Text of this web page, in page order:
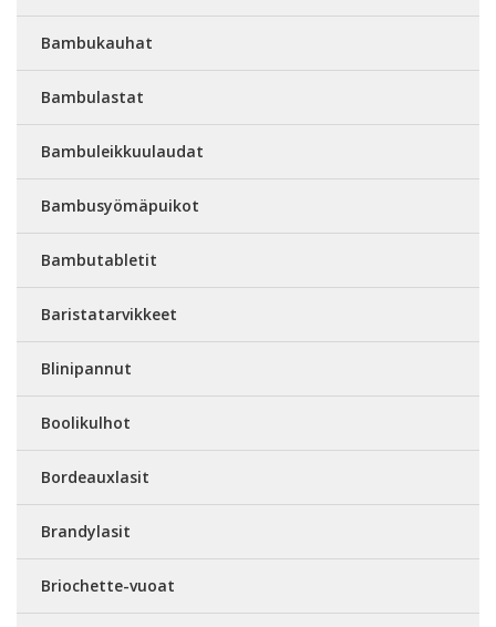
Bambukauhat
Bambulastat
Bambuleikkuulaudat
Bambusyömäpuikot
Bambutabletit
Baristatarvikkeet
Blinipannut
Boolikulhot
Bordeauxlasit
Brandylasit
Briochette-vuoat